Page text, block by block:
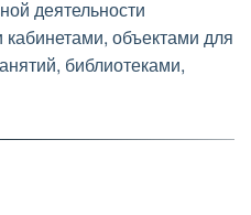
деятельности
объектами для
библиотеками,